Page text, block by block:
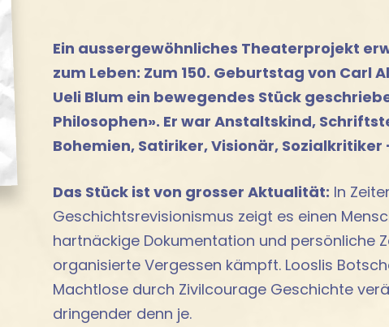
Ein aussergewöhnliches Theaterprojekt
zum Leben: Zum 150. Geburtstag von Carl
Ueli Blum ein bewegendes Stück
Philosophen». Er war Anstaltskind,
Bohemien, Satiriker, Visionär, Sozialkritiker
Das Stück ist von grosser Aktualität: In
Geschichtsrevisionismus zeigt es einen
hartnäckige Dokumentation und persönliche
organisierte Vergessen kämpft. Looslis
Machtlose durch Zivilcourage Geschichte
dringender denn je.